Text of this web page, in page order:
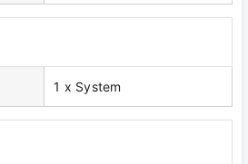
1 x System